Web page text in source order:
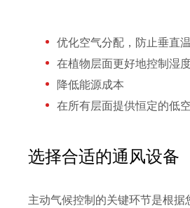
优化空气分配，防止垂直
在植物层面更好地控制湿
降低能源成本
在所有层面提供恒定的低
选择合适的通风设备
主动气候控制的关键环节是根据